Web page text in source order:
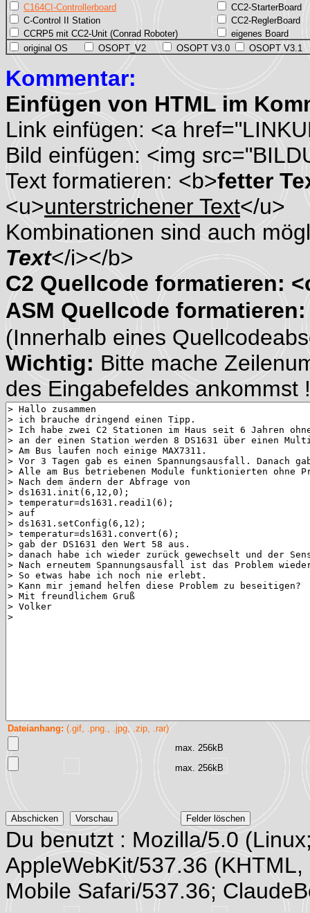
C164CI-Controllerboard
C-Control II Station
CCRP5 mit CC2-Unit (Conrad Roboter)
CC2-StarterBoard
CC2-ReglerBoard
eigenes Board
original OS
OSOPT_V2 OSOPT V3.0 OSOPT V3.1
Kommentar:
Einfügen von HTML im
Link einfügen: <a
Bild einfügen: <img
Text formatieren: <b>fetter
<u>unterstrichener Text</u>
Kombinationen sind auch
Text</i></b>
C2 Quellcode formatieren:
ASM Quellcode formatieren:
(Innerhalb eines
Wichtig: Bitte mache
des Eingabefeldes
Dateianhang: (.gif, .png., .jpg, .zip, .rar)
max. 256kB
max. 256kB
Du benutzt : Mozilla/5.0
AppleWebKit/537.36
Mobile Safari/537.36;